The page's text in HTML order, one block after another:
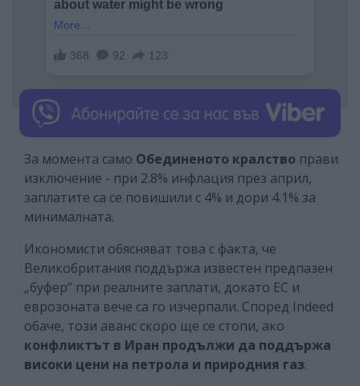
За момента само Обединеното кралство прави
изключение - при 2.8% инфлация през април,
заплатите са се повишили с 4% и дори 4.1% за
минималната.
Икономисти обясняват това с факта, че
Великобритания поддържа известен предпазен
„буфер” при реалните заплати, докато ЕС и
еврозоната вече са го изчерпали. Според Indeed
обаче, този аванс скоро ще се стопи, ако
конфликтът в Иран продължи да поддържа
високи цени на петрола и природния газ.